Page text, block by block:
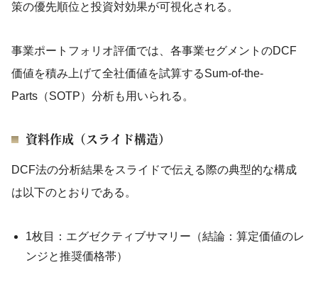
策の優先順位と投資対効果が可視化される。
事業ポートフォリオ評価では、各事業セグメントのDCF
価値を積み上げて全社価値を試算するSum-of-the-
Parts（SOTP）分析も用いられる。
資料作成（スライド構造）
DCF法の分析結果をスライドで伝える際の典型的な構成
は以下のとおりである。
1枚目：エグゼクティブサマリー（結論：算定価値のレ
ンジと推奨価格帯）